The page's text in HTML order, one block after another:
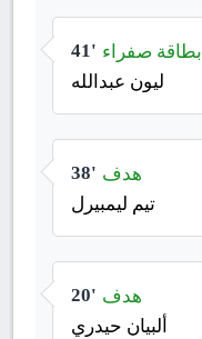
41' بطاقة صفراء
ليون عبدالله
38' هدف
تيم ليمبيرل
20' هدف
ألبيان حيدري